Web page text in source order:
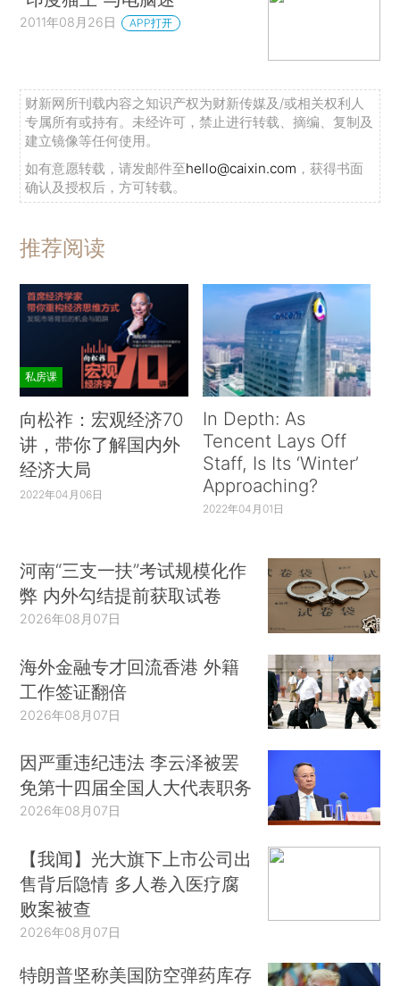
2011年08月26日 APP打开
财新网所刊载内容之知识产权为财新传媒及/或相关权利人
专属所有或持有。未经许可，禁止进行转载、摘编、复制及
建立镜像等任何使用。
如有意愿转载，请发邮件至hello@caixin.com ，获得书面
确认及授权后，方可转载。
推荐阅读
私房课
向松祚：宏观经济70
讲，带你了解国内外
经济大局
2022年04月06日
In Depth: As
Tencent Lays Off
Staff, Is Its ‘Winter’
Approaching?
2022年04月01日
河南“三支一扶”考试规模化作
弊 内外勾结提前获取试卷
2026年08月07日
海外金融专才回流香港 外籍
工作签证翻倍
2026年08月07日
因严重违纪违法 李云泽被罢
免第十四届全国人大代表职务
2026年08月07日
【我闻】光大旗下上市公司出
售背后隐情 多人卷入医疗腐
败案被查
2026年08月07日
特朗普坚称美国防空弹药库存